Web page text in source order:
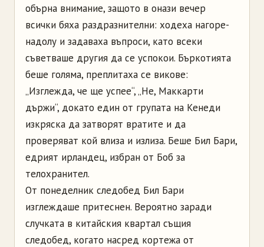
обърна внимание, защото в онази вечер
всички бяха раздразнителни: ходеха нагоре-
надолу и задаваха въпроси, като всеки
съветваше другия да се успокои. Бъркотията
беше голяма, преплитаха се викове:
„Изглежда, че ще успее“, „Не, Маккарти
държи“, докато един от групата на Кенеди
изкряска да затворят вратите и да
проверяват кой влиза и излиза. Беше Бил Бари,
едрият ирландец, избран от Боб за
телохранител.
От понеделник следобед Бил Бари
изглеждаше притеснен. Вероятно заради
случката в китайския квартал същия
следобед, когато насред кортежа от